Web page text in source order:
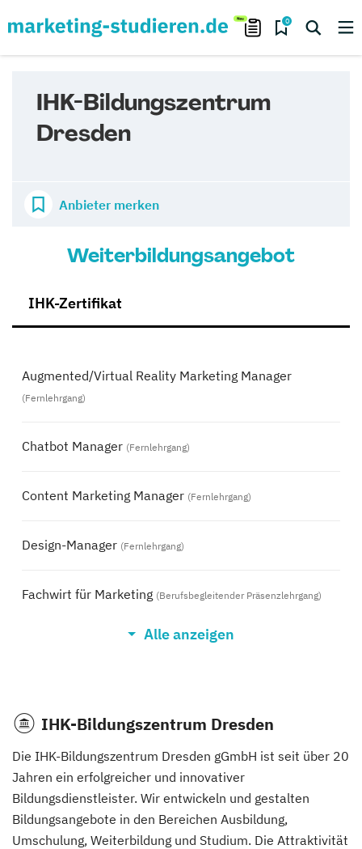
0
IHK-Bildungszentrum
Dresden
Anbieter merken
Weiterbildungsangebot
IHK-Zertifikat
Augmented/Virtual Reality Marketing Manager
(Fernlehrgang)
Chatbot Manager (Fernlehrgang)
Content Marketing Manager (Fernlehrgang)
Design-Manager (Fernlehrgang)
Fachwirt für Marketing (Berufsbegleitender Präsenzlehrgang)
Online Marketing Consultant
(Berufsbegleitender
Online Marketing Manager (Fernlehrgang)
Projektmanager E-Commerce (Fernlehrgang)
Social Advertising Manager (Fernlehrgang)
Alle anzeigen
IHK-Bildungszentrum Dresden
Die IHK-Bildungszentrum Dresden gGmbH ist seit über 20
Jahren ein erfolgreicher und innovativer
Bildungsdienstleister. Wir entwickeln und gestalten
Bildungsangebote in den Bereichen Ausbildung,
Umschulung, Weiterbildung und Studium. Die Attraktivität